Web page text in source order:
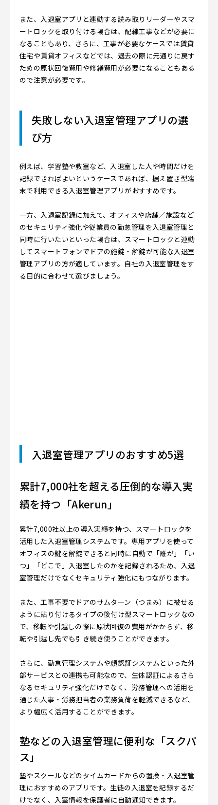
また、入退室アプリと連動する読み取りリーダーやスマ
ートロックを取り付ける場合は、配線工事などが必要に
なることもあり、さらに、工事が必要なケースでは賃貸
住宅や賃貸オフィスなどでは、退去の際に元通りに戻す
ための原状回復費用や修繕費用が必要になることもある
ので注意が必要です。
失敗しない入退室管理アプリの選
び方
例えば、学習塾や教室など、入退室した人や時間だけを
記録できればよいというケースであれば、据え置き型端
末で利用できる入退室管理アプリがおすすめです。
一方、入退室記録に加えて、オフィスや店舗／施設など
のセキュリティ強化や従業員の勤怠管理を入退室管理と
同時に行いたいといった場合は、スマートロックと連動
してスマートフォンでドアの施錠・解錠が可能な入退室
管理アプリの方が適しています。自社の入退室管理をす
る目的に合わせて選びましょう。
入退室管理アプリのおすすめ5選
累計7,000社を超える圧倒的な導入実
績を持つ「Akerun」
累計7,000社以上の導入実績を持つ、スマートロックを
活用した入退室管理システムです。専用アプリを使って
オフィスの鍵を解錠できると同時に自動で「誰が」「い
つ」「どこで」入退室したのかを記録されるため、入退
室管理だけでなくセキュリティ強化にもつながります。
また、工事不要でドアのサムターン（つまみ）に被せる
ように貼り付けるタイプの後付け型スマートロックなの
で、移転や引越しの際に原状回復の費用がかからず、移
転や引越し先でも引き続き使うことができます。
さらに、勤怠管理システムや顔認証システムといった外
部サービスとの連携も可能なので、生体認証によるさら
なるセキュリティ強化だけでなく、労務管理への活用を
通じた人事・労務担当者の業務負荷を軽減できるなど、
より幅広く活用することができます。
塾などの入退室管理に便利な「スクパ
ス」
塾やスクールなどのタイムカードからの置換・入退室管
理におすすめのアプリです。生徒の入退室を記録するだ
けでなく、入室情報を保護者に自動通知できます。